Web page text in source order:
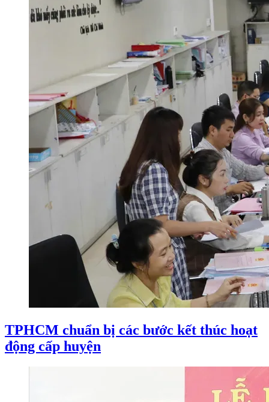
TPHCM chuẩn bị các bước kết thúc hoạt
động cấp huyện